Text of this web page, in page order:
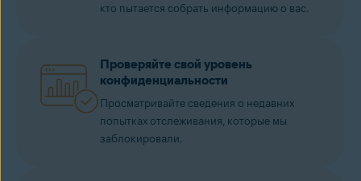
кто пытается собрать информацию о вас.
Проверяйте свой уровень
конфиденциальности
Просматривайте сведения о недавних
попытках отслеживания, которые мы
заблокировали.